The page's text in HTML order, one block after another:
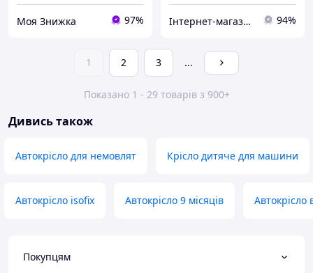
Моя Знижка 97% Інтернет-магазин Mom's mouse 94%
1 2 3 ...
Показано 1 - 29 товарів з 900+
Дивись також
Автокрісло для немовлят Крісло дитяче для машини
Автокрісло isofix Автокрісло 9 місяців Автокрісло
Покупцям